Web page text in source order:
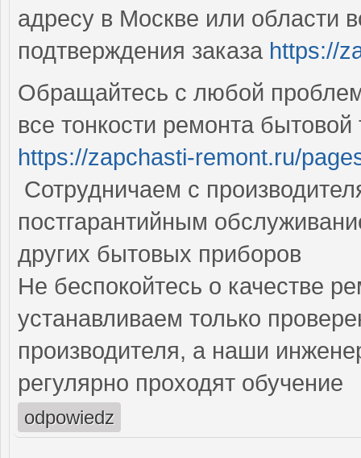
адресу в Москве или области
подтверждения заказа https://
Обращайтесь с любой
все тонкости ремонта бытовой
https://zapchasti-remont.ru/
Сотрудничаем с
постгарантийным
других бытовых приборов
Не беспокойтесь о качестве
устанавливаем только
производителя, а наши
регулярно проходят обучение
odpowiedz